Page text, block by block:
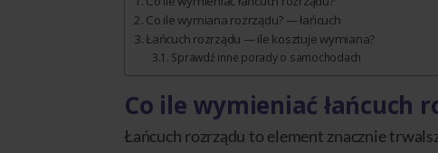
Co ile wymiana rozrządu? — łańcuch
Łańcuch rozrządu — ile kosztuje wymiana?
Sprawdź inne porady o samochodach
Co ile wymieniać łańcuch
Łańcuch rozrządu to element znacznie